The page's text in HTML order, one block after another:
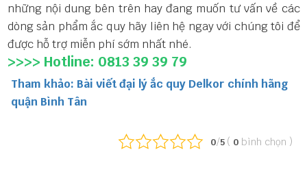
những nội dung bên trên hay đang muốn tư vấn về các
dòng sản phẩm ắc quy hãy liên hệ ngay với chúng tôi để
được hỗ trợ miễn phí sớm nhất nhé.
>>>> Hotline: 0813 39 39 79
Tham khảo: Bài viết đại lý ắc quy Delkor chính hãng
quận Bình Tân
0/5 ( 0 bình chọn )